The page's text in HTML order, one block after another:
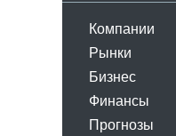
Компании
Рынки
Бизнес
Финансы
Прогнозы